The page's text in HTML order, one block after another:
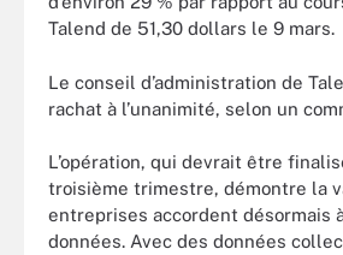
Talend de 51,30 dollars le 9 mars.
Le conseil d’administration de
rachat à l’unanimité, selon un
L’opération, qui devrait être
troisième trimestre, démontre la
entreprises accordent désormais
données. Avec des données